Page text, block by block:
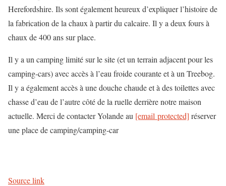
Herefordshire. Ils sont également heureux d’expliquer l’histoire de
la fabrication de la chaux à partir du calcaire. Il y a deux fours à
chaux de 400 ans sur place.
Il y a un camping limité sur le site (et un terrain adjacent pour les
camping-cars) avec accès à l’eau froide courante et à un Treebog.
Il y a également accès à une douche chaude et à des toilettes avec
chasse d’eau de l’autre côté de la ruelle derrière notre maison
actuelle. Merci de contacter Yolande au [email protected] réserver
une place de camping/camping-car
Source link